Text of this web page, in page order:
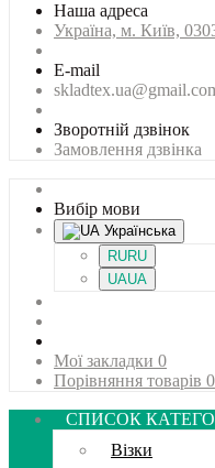
Наша адреса
Українa, м. Київ,
E-mail
Зворотній дзвінок
Замовлення дзвінка
Вибір мови
Українська
RURU
UAUA
Мої закладки 0
Порівняння товарів 0
СПИСОК
Візки